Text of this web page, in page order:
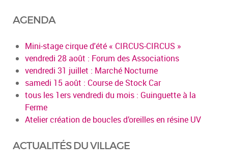
AGENDA
Mini-stage cirque d'été « CIRCUS-CIRCUS »
vendredi 28 août : Forum des Associations
vendredi 31 juillet : Marché Nocturne
samedi 15 août : Course de Stock Car
tous les 1ers vendredi du mois : Guinguette à la
Ferme
Atelier création de boucles d’oreilles en résine UV
ACTUALITÉS DU VILLAGE